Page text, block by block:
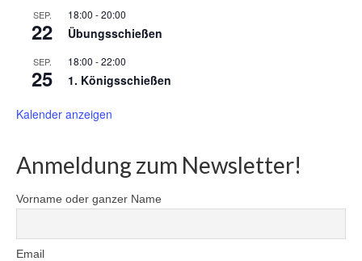
SEP.
22
18:00 -20:00
Übungsschießen
SEP.
25
18:00 -22:00
1. Königsschießen
Kalender anzeigen
Anmeldung zum Newsletter!
Vorname oder ganzer Name
Email